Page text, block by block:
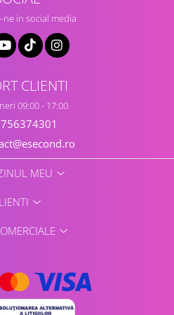
ne in social media
CLIENTI
09:00 - 17:00
MEU